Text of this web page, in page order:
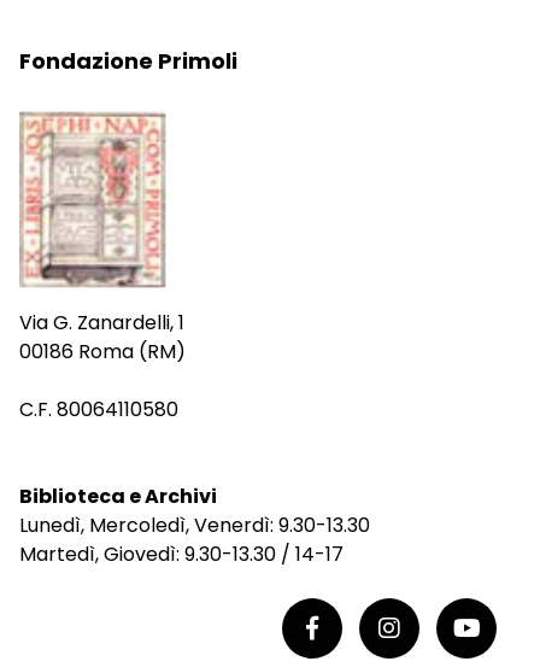
Fondazione Primoli
Via G. Zanardelli, 1
00186 Roma (RM)
C.F. 80064110580
Biblioteca e Archivi
Lunedì, Mercoledì, Venerdì: 9.30-13.30
Martedì, Giovedì: 9.30-13.30 / 14-17